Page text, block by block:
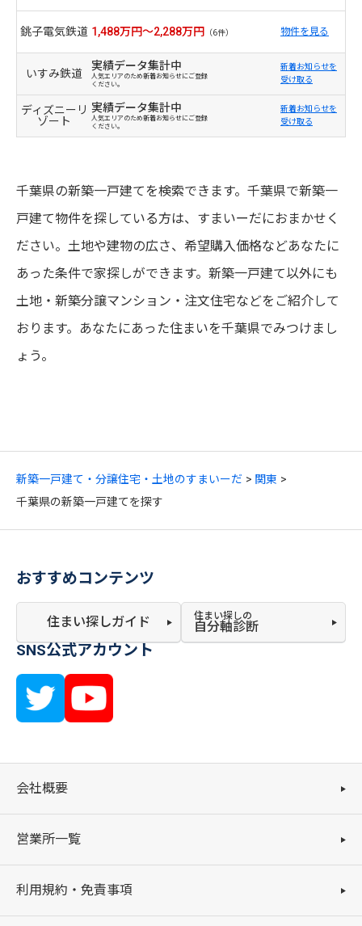
新築一戸建て・分譲住宅・土地のすまいーだ
関東
千葉県の新築一戸建てを探す
銚子電気鉄道 1,488万円～2,288万円 （6件） 物件を見る
いすみ鉄道
実績データ集計中
人気エリアのため新着お知らせにご登録
ください。
新着お知らせを
受け取る
ディズニーリ
ゾート
実績データ集計中
人気エリアのため新着お知らせにご登録
ください。
新着お知らせを
受け取る
千葉県の新築一戸建てを検索できます。千葉県で新築一
戸建て物件を探している方は、すまいーだにおまかせく
ださい。土地や建物の広さ、希望購入価格などあなたに
あった条件で家探しができます。新築一戸建て以外にも
土地・新築分譲マンション・注文住宅などをご紹介して
おります。あなたにあった住まいを千葉県でみつけまし
ょう。
おすすめコンテンツ
住まい探しガイド 住まい探しの
自分軸診断
SNS公式アカウント
会社概要
営業所一覧
利用規約・免責事項